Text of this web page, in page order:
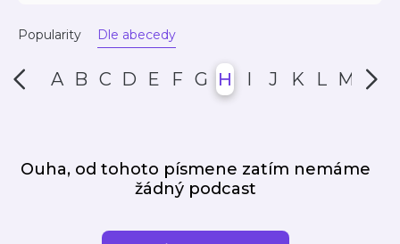
Popularity Dle abecedy
A B C D E F G H I J K L M N
Ouha, od tohoto písmene zatím nemáme
žádný podcast